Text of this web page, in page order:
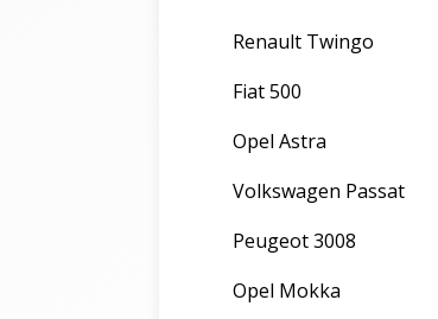
Renault Twingo
Fiat 500
Opel Astra
Volkswagen Passat
Peugeot 3008
Opel Mokka